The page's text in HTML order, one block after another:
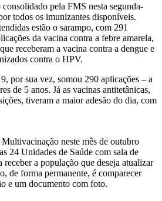
pela FMS nesta segunda-
todos os imunizantes disponíveis.
estão o sarampo, com 291
da vacina contra a febre amarela,
receberam a vacina contra a dengue e
contra o HPV.
por sua vez, somou 290 aplicações – a
de 5 anos. Já as vacinas antitetânicas,
tiveram a maior adesão do dia, com
neste mês de outubro
24 Unidades de Saúde com sala de
receber a população que deseja atualizar
de forma permanente, é comparecer
e um documento com foto.